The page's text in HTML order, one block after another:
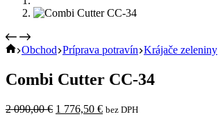
Home
Obchod Príprava potravín Krájače zeleniny
Combi Cutter CC-34
2 090,00€ Pôvodná
1 776,50 €Aktuálna
bez DPH